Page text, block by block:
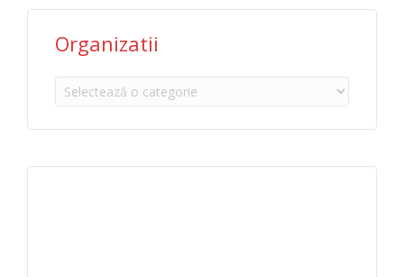
Organizatii
Organizatii